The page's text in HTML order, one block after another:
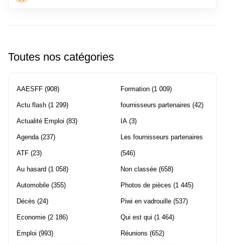
Toutes nos catégories
AAESFF (908)
Actu flash (1 299)
Actualité Emploi (83)
Agenda(237)
ATF (23)
Au hasard (1 058)
Automobile (355)
Décès (24)
Economie (2 186)
Emploi (993)
Formation (1 009)
fournisseurs partenaires (42)
IA (3)
Les fournisseurs partenaires
(546)
Non classée (658)
Photos de pièces (1 445)
Piwi en vadrouille (537)
Qui est qui (1 464)
Réunions (652)